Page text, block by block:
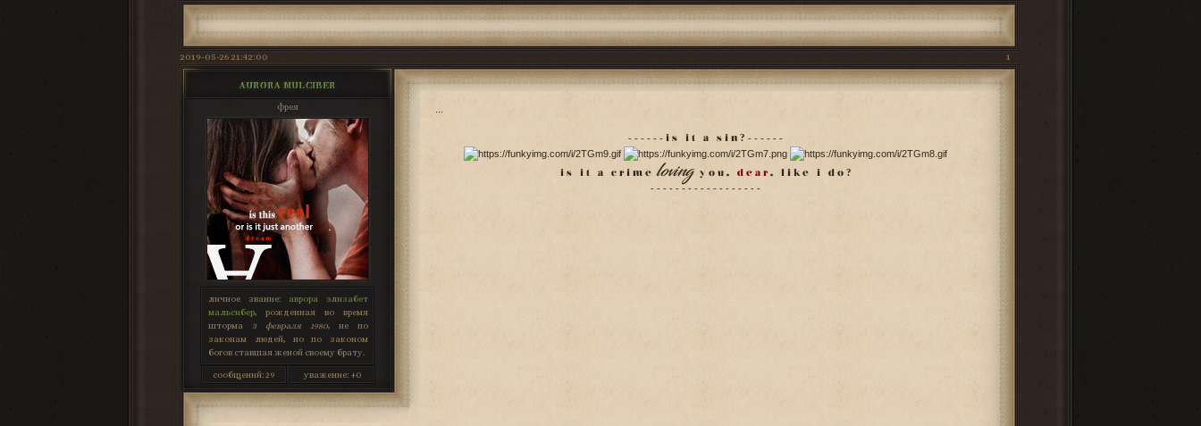
1
2019-05-26 21:42:00
AURORA MULCIBER
фрея
личное звание:
аврора элизабет
мальсибер, рожденная во время
шторма 3 февраля 1980, не по
законам людей, но по законом
богов ставшая женой своему брату.
сообщений:29 уважение: +0
- - - - - - i s i t a s i n ? - - - - - -
i s i t a c r i m e loving y o u , d e a r, l i k e i d o ?
- - - - - - - - - - - - - - - - - -